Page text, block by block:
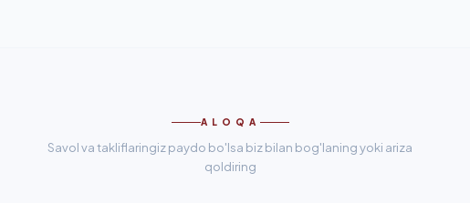
ALOQA
Savol va takliflaringiz paydo bo'lsa biz bilan bog'laning yoki ariza
qoldiring